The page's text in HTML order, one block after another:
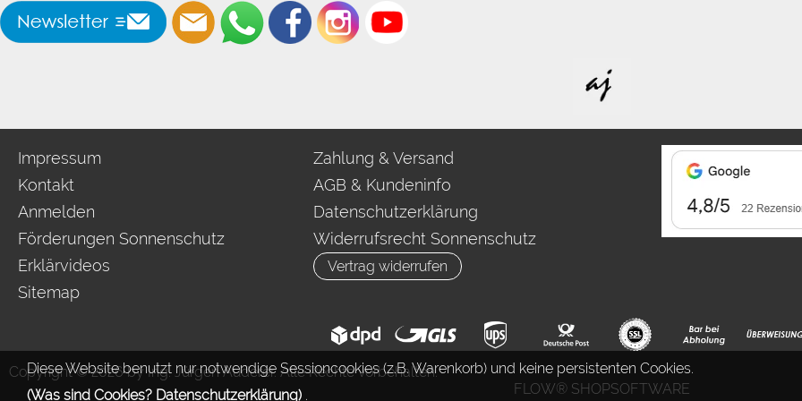
Diese Website benutzt nur notwendige Sessioncookies (z.B. Warenkorb) und keine persistenten Cookies.
(Was sind Cookies? Datenschutzerklärung) .
Impressum
Kontakt
Anmelden
Förderungen Sonnenschutz
Erklärvideos
Sitemap
Zahlung & Versand
AGB & Kundeninfo
Datenschutzerklärung
Widerrufsrecht Sonnenschutz
Vertrag widerrufen
Copyright © 2026 by Ing. Jürgen Auderer. Alle Rechte vorbehalten.
FLOW® SHOPSOFTWARE